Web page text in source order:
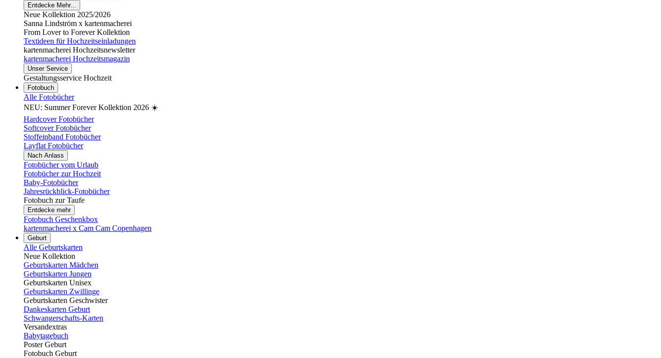
Entdecke Mehr...
Neue Kollektion 2025/2026
Sanna Lindström x kartenmacherei
From Lover to Forever Kollektion
Textideen für Hochzeitseinladungen
kartenmacherei Hochzeitsnewsletter
kartenmacherei Hochzeitsmagazin
Unser Service
Gestaltungsservice Hochzeit
Fotobuch
Alle Fotobücher
NEU: Summer Forever Kollektion 2026 ☀️
Hardcover Fotobücher
Softcover Fotobücher
Stoffeinband Fotobücher
Layflat Fotobücher
Nach Anlass
Fotobücher vom Urlaub
Fotobücher zur Hochzeit
Baby-Fotobücher
Jahresrückblick-Fotobücher
Fotobuch zur Taufe
Entdecke mehr
Fotobuch Geschenkbox
kartenmacherei x Cam Cam Copenhagen
Geburt
Alle Geburtskarten
Neue Kollektion
Geburtskarten Mädchen
Geburtskarten Jungen
Geburtskarten Unisex
Geburtskarten Zwillinge
Geburtskarten Geschwister
Dankeskarten Geburt
Schwangerschafts-Karten
Versandextras
Babytagebuch
Poster Geburt
Fotobuch Geburt